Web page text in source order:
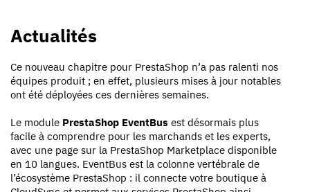
Actualités
Ce nouveau chapitre pour PrestaShop n’a pas ralenti nos
équipes produit ; en effet, plusieurs mises à jour notables
ont été déployées ces dernières semaines.
Le module PrestaShop EventBus est désormais plus
facile à comprendre pour les marchands et les experts,
avec une page sur la PrestaShop Marketplace disponible
en 10 langues. EventBus est la colonne vertébrale de
l’écosystème PrestaShop : il connecte votre boutique à